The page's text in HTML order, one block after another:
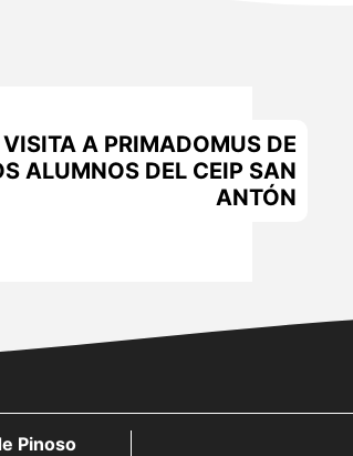
VISITA A PRIMADOMUS DE
ALUMNOS DEL CEIP SAN
ANTÓN
Pinoso